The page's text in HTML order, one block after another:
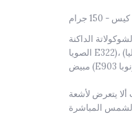
جرام
سكر محبب، زبدة الكاكاو، مستحلب (ليسيثين
الصويا E322)، نكهة مطابقة للطبيعة (الفانيليا)]، سكر محبب، لوز، مكثف (E414 صمغ عربي)،
يتعرض لأشعة